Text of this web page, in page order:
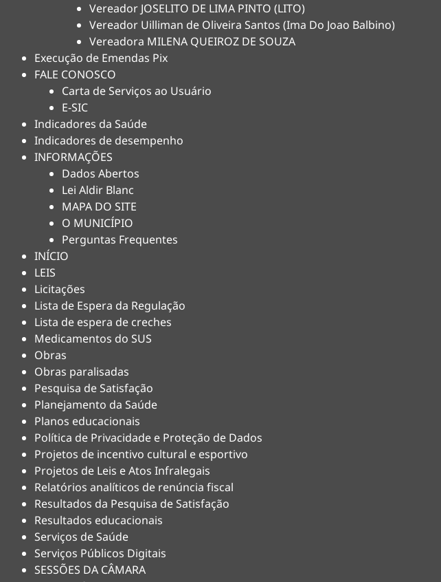
Vereador JOSELITO DE LIMA PINTO (LITO)
Vereador Uilliman de Oliveira Santos (Ima Do Joao Balbino)
Vereadora MILENA QUEIROZ DE SOUZA
Execução de Emendas Pix
FALE CONOSCO
Carta de Serviços ao Usuário
E-SIC
Indicadores da Saúde
Indicadores de desempenho
INFORMAÇÕES
Dados Abertos
Lei Aldir Blanc
MAPA DO SITE
O MUNICÍPIO
Perguntas Frequentes
INÍCIO
LEIS
Licitações
Lista de Espera da Regulação
Lista de espera de creches
Medicamentos do SUS
Obras
Obras paralisadas
Pesquisa de Satisfação
Planejamento da Saúde
Planos educacionais
Política de Privacidade e Proteção de Dados
Projetos de incentivo cultural e esportivo
Projetos de Leis e Atos Infralegais
Relatórios analíticos de renúncia fiscal
Resultados da Pesquisa de Satisfação
Resultados educacionais
Serviços de Saúde
Serviços Públicos Digitais
SESSÕES DA CÂMARA